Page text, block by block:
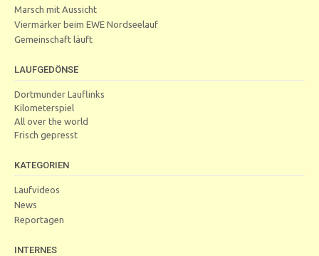
Marsch mit Aussicht
Viermärker beim EWE Nordseelauf
Gemeinschaft läuft
LAUFGEDÖNSE
Dortmunder Lauflinks
Kilometerspiel
All over the world
Frisch gepresst
KATEGORIEN
Laufvideos
News
Reportagen
INTERNES